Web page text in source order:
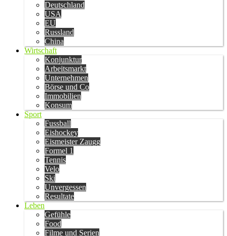
Deutschland
USA
EU
Russland
China
Wirtschaft
Konjunktur
Arbeitsmarkt
Unternehmen
Börse und Co
Immobilien
Konsum
Sport
Fussball
Eishockey
Eismeister Zaugg
Formel 1
Tennis
Velo
Ski
Unvergessen
Resultate
Leben
Gefühle
Food
Filme und Serien